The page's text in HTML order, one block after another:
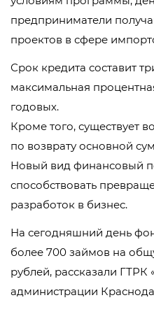
предприниматели
проектов в сфере
Срок кредита составит
максимальная
годовых.
Кроме того, существует
по возврату основной
Новый вид финансовый
способствовать
разработок в бизнес.
На сегодняшний день
более 700 займов на
рублей, рассказали ГТРК
администрации